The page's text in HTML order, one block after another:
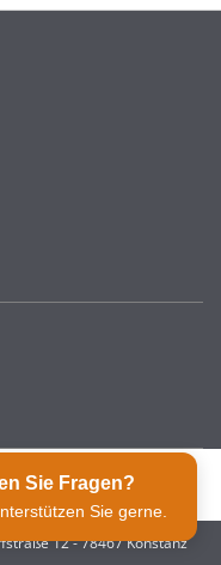
Sie Fragen?
Sie gerne.
12 - 78467 Konstanz